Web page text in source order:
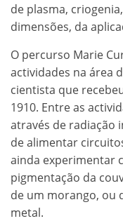
de plasma,
dimensões, da
O percurso Marie
actividades na área
cientista que
1910. Entre as
através de radiação
de alimentar
ainda experimentar
pigmentação da
de um morango, ou
metal.